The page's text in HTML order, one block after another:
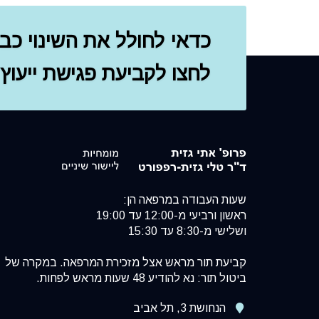
כדאי לחולל את השינוי
לחצו לקביעת פגישת ייעוץ
שעות העבודה במרפאה הן:
ראשון ורביעי מ-12:00 עד 19:00
ושלישי מ-8:30 עד 15:30
קביעת תור מראש אצל מזכירת המרפאה. במקרה של
ביטול תור: נא להודיע 48 שעות מראש לפחות.
הנחושת 3, תל אביב